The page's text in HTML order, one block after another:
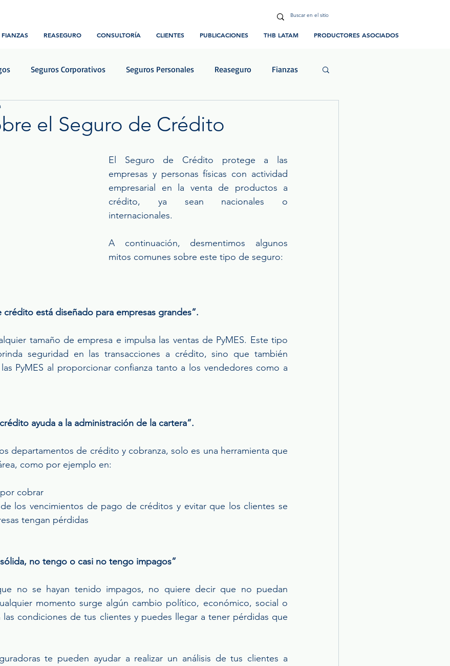
FIANZAS REASEGURO CONSULTORÍA CLIENTES PUBLICACIONES THB LATAM PRODUCTORES ASOCIADOS
Seguros Corporativos Seguros Personales Reaseguro Fianzas
y Logística
el Seguro de Crédito
El Seguro de Crédito protege a las
empresas y personas físicas con actividad
empresarial en la venta de productos a
crédito, ya sean nacionales o
internacionales.
A continuación, desmentimos algunos
mitos comunes sobre este tipo de seguro:
crédito está diseñado para empresas grandes”.
tamaño de empresa e impulsa las ventas de PyMES. Este tipo
seguridad en las transacciones a crédito, sino que también
PyMES al proporcionar confianza tanto a los vendedores como a
ayuda a la administración de la cartera”.
departamentos de crédito y cobranza, solo es una herramienta que
como por ejemplo en:
cobrar
los vencimientos de pago de créditos y evitar que los clientes se
tengan pérdidas
no tengo o casi no tengo impagos”
no se hayan tenido impagos, no quiere decir que no puedan
momento surge algún cambio político, económico, social o
las condiciones de tus clientes y puedes llegar a tener pérdidas que
te pueden ayudar a realizar un análisis de tus clientes a